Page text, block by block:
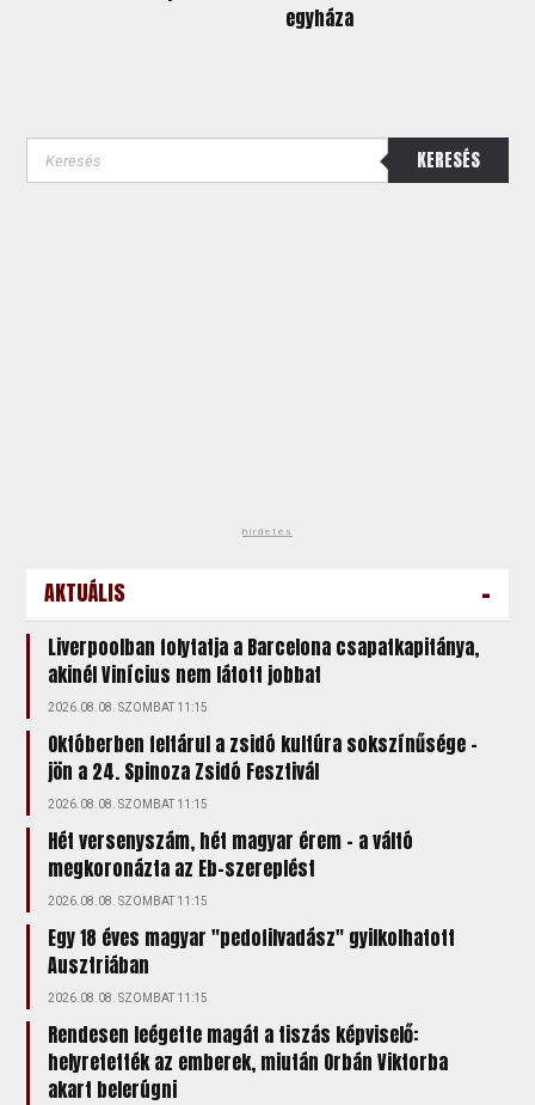
egyháza
KERESÉS
hirdetés
AKTUÁLIS -
Liverpoolban folytatja a Barcelona csapatkapitánya,
akinél Vinícius nem látott jobbat
2026.08.08. SZOMBAT 11:15
Októberben feltárul a zsidó kultúra sokszínűsége –
jön a 24. Spinoza Zsidó Fesztivál
2026.08.08. SZOMBAT 11:15
Hét versenyszám, hét magyar érem – a váltó
megkoronázta az Eb-szereplést
2026.08.08. SZOMBAT 11:15
Egy 18 éves magyar "pedofilvadász" gyilkolhatott
Ausztriában
2026.08.08. SZOMBAT 11:15
Rendesen leégette magát a tiszás képviselő:
helyretették az emberek, miután Orbán Viktorba
akart belerúgni